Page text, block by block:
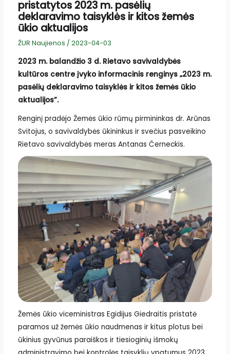
pristatytos 2023 m. pasėlių
deklaravimo taisyklės ir kitos žemės
ūkio aktualijos
ŽUR Naujienos / 2023-04-03
2023 m. balandžio 3 d. Rietavo savivaldybės
kultūros centre įvyko informacinis renginys „2023 m.
pasėlių deklaravimo taisyklės ir kitos žemės ūkio
aktualijos”.
Renginį pradėjo Žemės ūkio rūmų pirmininkas dr. Arūnas
Svitojus, o savivaldybės ūkininkus ir svečius pasveikino
Rietavo savivaldybės meras Antanas Černeckis.
Žemės ūkio viceministras Egidijus Giedraitis pristatė
paramos už žemės ūkio naudmenas ir kitus plotus bei
ūkinius gyvūnus paraiškos ir tiesioginių išmokų